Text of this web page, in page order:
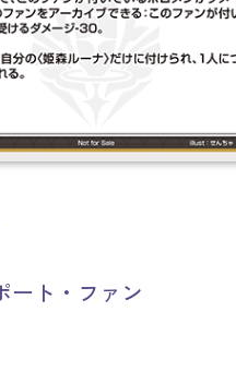
ート・ファン